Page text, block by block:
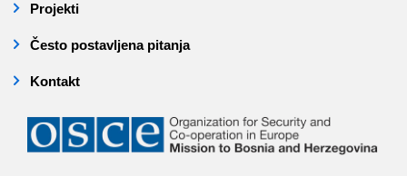
Projekti
Često postavljena pitanja
Kontakt